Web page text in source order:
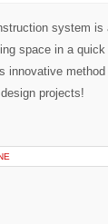
system is
space in a
innovative
projects!